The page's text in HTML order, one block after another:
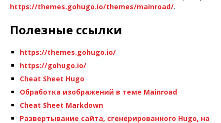
https://themes.gohugo.io/themes/mainroad/.
Полезные ссылки
https://themes.gohugo.io/
https://gohugo.io/
Сheat Sheet Hugo
Обработка изображений в теме Mainroad
Cheat Sheet Markdown
Развертывание сайта, сгенерированного Hugo, на